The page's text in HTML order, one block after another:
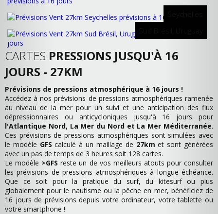
CARTES PRESSIONS JUSQU'À 16
JOURS - 27KM
Prévisions de pressions atmosphérique à 16 jours !
Accédez à nos prévisions de pressions atmosphériques ramenée
au niveau de la mer pour un suivi et une anticipation des flux
dépressionnaires ou anticycloniques jusqu'à 16 jours pour
l'Atlantique Nord, La Mer du Nord et La Mer Méditerranée.
Ces prévisions de pressions atmosphériques sont simulées avec
le modèle GFS calculé à un maillage de 27km et sont générées
avec un pas de temps de 3 heures soit 128 cartes.
Le modèle >GFS reste un de vos meilleurs atouts pour consulter
les prévisions de pressions atmosphériques à longue échéance.
Que ce soit pour la pratique du surf, du kitesurf ou plus
globalement pour le nautisme ou la pêche en mer, bénéficiez de
16 jours de prévisions depuis votre ordinateur, votre tablette ou
votre smartphone !